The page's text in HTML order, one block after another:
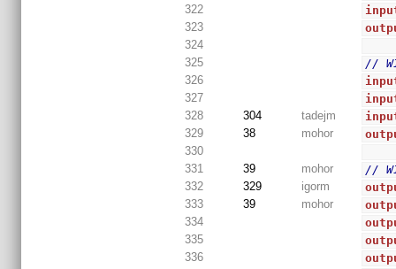
322
323
324
325
//
326
327
328
304 tadejm
329
38 mohor
330
331
39 mohor
//
332
329 igorm
333
39 mohor
334
335
336